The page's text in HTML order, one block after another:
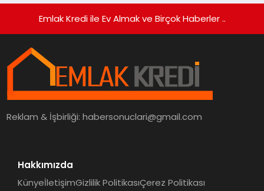
Emlak Kredi ile Ev Almak ve Birçok Haberler ..
Reklam & İşbirliği:habersonuclari@gmail.com
Hakkımızda
KünyeİletişimGizlilik PolitikasıÇerez Politikası